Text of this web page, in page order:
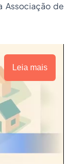
Associação de
Leia mais